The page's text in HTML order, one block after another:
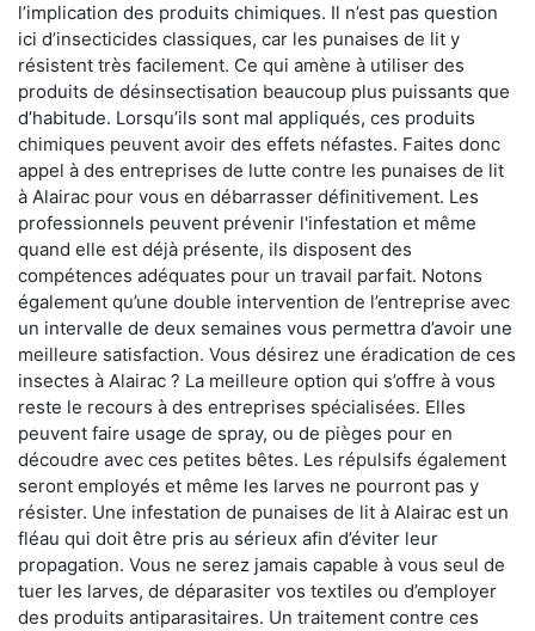
l’implication des produits chimiques. Il n’est pas question
ici d’insecticides classiques, car les punaises de lit y
résistent très facilement. Ce qui amène à utiliser des
produits de désinsectisation beaucoup plus puissants que
d’habitude. Lorsqu’ils sont mal appliqués, ces produits
chimiques peuvent avoir des effets néfastes. Faites donc
appel à des entreprises de lutte contre les punaises de lit
à Alairac pour vous en débarrasser définitivement. Les
professionnels peuvent prévenir l'infestation et même
quand elle est déjà présente, ils disposent des
compétences adéquates pour un travail parfait. Notons
également qu’une double intervention de l’entreprise avec
un intervalle de deux semaines vous permettra d’avoir une
meilleure satisfaction. Vous désirez une éradication de ces
insectes à Alairac ? La meilleure option qui s’offre à vous
reste le recours à des entreprises spécialisées. Elles
peuvent faire usage de spray, ou de pièges pour en
découdre avec ces petites bêtes. Les répulsifs également
seront employés et même les larves ne pourront pas y
résister. Une infestation de punaises de lit à Alairac est un
fléau qui doit être pris au sérieux afin d’éviter leur
propagation. Vous ne serez jamais capable à vous seul de
tuer les larves, de déparasiter vos textiles ou d’employer
des produits antiparasitaires. Un traitement contre ces